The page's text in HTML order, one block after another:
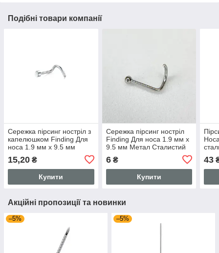
Подібні товари компанії
Сережка пірсинг ностріл з
капелюшком Finding Для
носа 1.9 мм х 9.5 мм
Сталистий Pr00243
15,20 ₴
Купити
Сережка пірсинг ностріл
Finding Для носа 1.9 мм х
9.5 мм Метал Сталистий
6₴
Купити
43
Акційні пропозиції та новинки
–5% –5%